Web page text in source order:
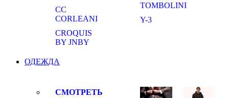
CC
CORLEANI
CROQUIS
BY JNBY
TOMBOLINI
Y-3
ОДЕЖДА
СМОТРЕТЬ